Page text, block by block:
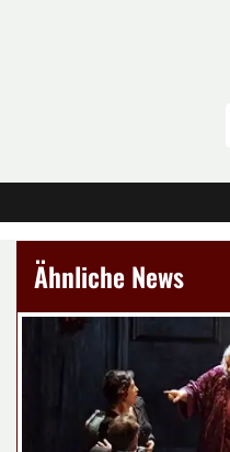
Ähnliche News